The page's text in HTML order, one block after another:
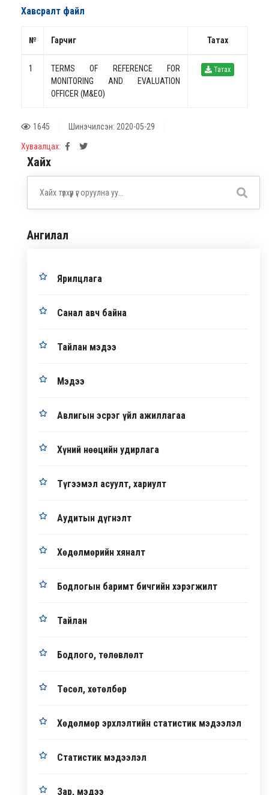
Хавсралт файл
№ Гарчиг Татах
1
TERMS OF REFERENCE FOR
MONITORING AND EVALUATION
OFFICER (M&EO)
Татах
1645 Шинэчилсэн: 2020-05-29
Хуваалцах:
Хайх
Ангилал
Ярилцлага
Санал авч байна
Тайлан мэдээ
Мэдээ
Авлигын эсрэг үйл ажиллагаа
Хүний нөөцийн удирлага
Түгээмэл асуулт, хариулт
Аудитын дүгнэлт
Хөдөлмөрийн хяналт
Бодлогын баримт бичгийн хэрэгжилт
Тайлан
Бодлого, төлөвлөлт
Төсөл, хөтөлбөр
Хөдөлмөр эрхлэлтийн статистик мэдээлэл
Статистик мэдээлэл
Зар, мэдээ